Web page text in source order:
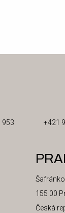
953 +421
155 00
Česká